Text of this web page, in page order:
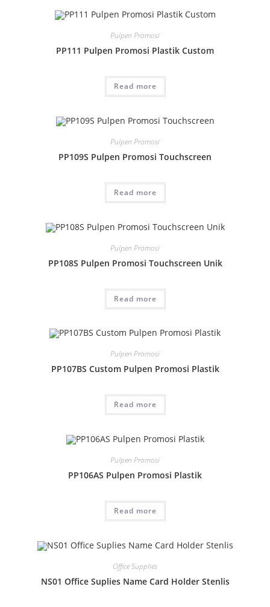
Pulpen Promosi
PP111 Pulpen Promosi Plastik Custom
Read more
Pulpen Promosi
PP109S Pulpen Promosi Touchscreen
Read more
Pulpen Promosi
PP108S Pulpen Promosi Touchscreen Unik
Read more
Pulpen Promosi
PP107BS Custom Pulpen Promosi Plastik
Read more
Pulpen Promosi
PP106AS Pulpen Promosi Plastik
Read more
Office Supplies
NS01 Office Suplies Name Card Holder Stenlis